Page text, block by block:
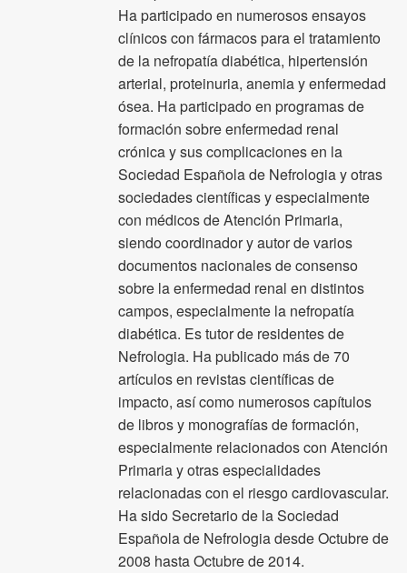
Ha participado en numerosos ensayos
clínicos con fármacos para el tratamiento
de la nefropatía diabética, hipertensión
arterial, proteinuria, anemia y enfermedad
ósea. Ha participado en programas de
formación sobre enfermedad renal
crónica y sus complicaciones en la
Sociedad Española de Nefrologia y otras
sociedades científicas y especialmente
con médicos de Atención Primaria,
siendo coordinador y autor de varios
documentos nacionales de consenso
sobre la enfermedad renal en distintos
campos, especialmente la nefropatía
diabética. Es tutor de residentes de
Nefrologia. Ha publicado más de 70
artículos en revistas científicas de
impacto, así como numerosos capítulos
de libros y monografías de formación,
especialmente relacionados con Atención
Primaria y otras especialidades
relacionadas con el riesgo cardiovascular.
Ha sido Secretario de la Sociedad
Española de Nefrologia desde Octubre de
2008 hasta Octubre de 2014.